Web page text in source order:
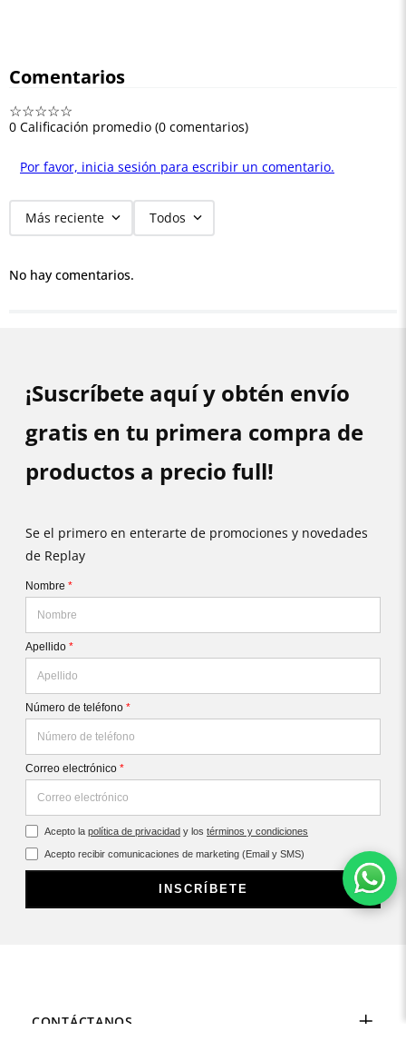
Comentarios
☆☆☆☆☆
0 Calificación promedio (0 comentarios)
Por favor, inicia sesión para escribir un comentario.
Más reciente Todos
No hay comentarios.
¡Suscríbete aquí y obtén envío
gratis en tu primera compra de
productos a precio full!
Se el primero en enterarte de promociones y novedades
de Replay
Nombre *
Apellido *
Número de teléfono *
Correo electrónico *
Acepto la política de privacidad y los términos y condiciones
Acepto recibir comunicaciones de marketing (Email y SMS)
INSCRÍBETE
CONTÁCTANOS